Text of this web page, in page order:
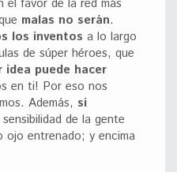
el favor de la red más
malas no serán.
los inventos a lo largo
de súper héroes, que
idea puede hacer
en ti! Por eso nos
Además, si
de la gente
entrenado; y encima